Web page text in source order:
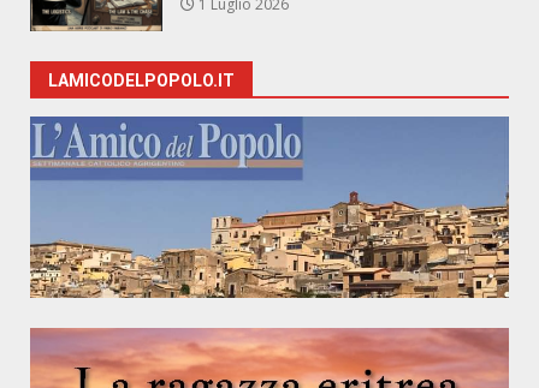
1 Luglio 2026
LAMICODELPOPOLO.IT